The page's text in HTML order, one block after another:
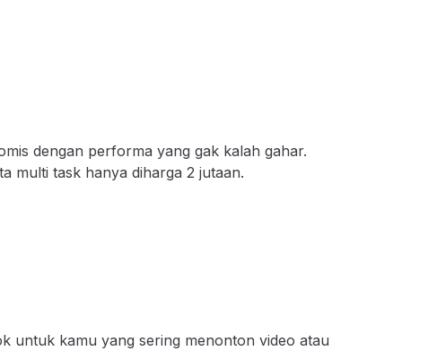
dengan performa yang gak kalah gahar.
multi task hanya diharga 2 jutaan.
untuk kamu yang sering menonton video atau